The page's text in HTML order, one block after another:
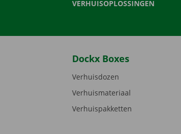
VERHUISOPLOSSINGEN
Dockx Boxes
Verhuisdozen
Verhuismateriaal
Verhuispakketten